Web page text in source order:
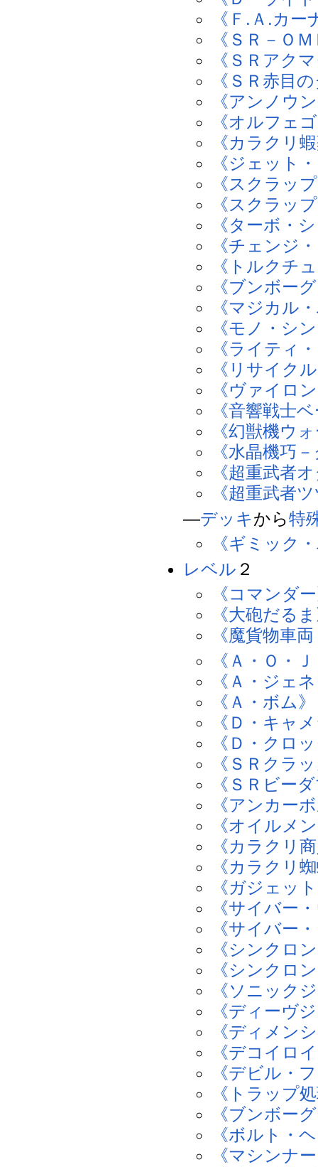
《Ｆ.Ａ.カ
《ＳＲ－Ｏ
《ＳＲアク
《ＳＲ赤目
《アンノウ
《オルフェ
《カラクリ
《ジェット
《スクラッ
《スクラッ
《ターボ・
《チェンジ
《トルクチ
《ブンボー
《マジカル
《モノ・シ
《ライティ
《リサイク
《ヴァイロ
《音響戦士
《幻獣機ウ
《水晶機巧
《超重武者
《超重武者
―デッキから特
《ギミック
レベル ２
《コマンダ
《大砲だる
《魔貨物車
《Ａ・Ｏ・
《Ａ・ジェ
《Ａ・ボム》
《Ｄ・キャ
《Ｄ・クロ
《ＳＲクラ
《ＳＲビー
《アンカー
《オイルメ
《カラクリ
《カラクリ
《ガジェッ
《サイバー
《サイバー
《シンクロ
《シンクロ
《ソニック
《ディーヴ
《ディメン
《デコイロ
《デビル・
《トラップ
《ブンボー
《ボルト・
《マシンナ